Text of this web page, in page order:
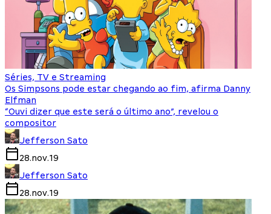
Séries, TV e Streaming
Os Simpsons pode estar chegando ao fim, afirma Danny
Elfman
“Ouvi dizer que este será o último ano”, revelou o
compositor
Jefferson Sato
28.nov.19
Jefferson Sato
28.nov.19